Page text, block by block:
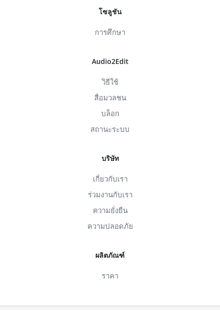
โซลูชัน
การศึกษา
Audio2Edit
วิธีใช้
สื่อมวลชน
บล็อก
สถานะระบบ
บริษัท
เกี่ยวกับเรา
ร่วมงานกับเรา
ความยั่งยืน
ความปลอดภัย
ผลิตภัณฑ์
ราคา